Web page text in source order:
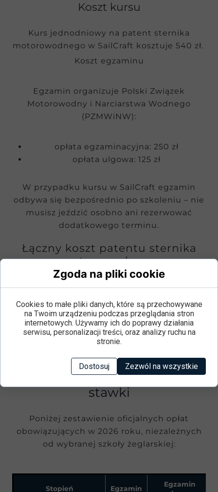
Koszt kursu
Kurs jednodniowy na patent sternika
motorowodnego w SailCraft kosztuje 540 zł.
Koszt egzaminu
Egzamin organizuje Polski Związek
Motorowodny i Narciarstwa Wodnego
(PZMWiNW):
opłata egzaminacyjna: 250 zł
opłata ulgowa: 125 zł
W przypadku kursu w SailCraft egzamin
odbywa się bezpośrednio po szkoleniu – nie
musisz jeździć osobno ani rezerwować
dodatkowego terminu.
Łączny koszt patentu sternika
motorowodnego
540 zł (kurs) + 250 zł (egzamin) = od 790 zł
Sprawdź terminy kursu sternika
motorowodnego →
Opłaty egzaminacyjne i
wydanie patentu – oficjalne
stawki
Poniżej zestawienie oficjalnych opłat
obowiązujących w 2026 roku, niezależnych
od wybranej szkoły żeglarskiej:
Stopień Egzamin
Egzamin
Zgoda na pliki cookie
Cookies to małe pliki danych, które są przechowywane
na Twoim urządzeniu podczas przeglądania stron
internetowych. Używamy ich do poprawy działania
serwisu, personalizacji treści, oraz analizy ruchu na
stronie.
Dostosuj Zezwól na wszystkie